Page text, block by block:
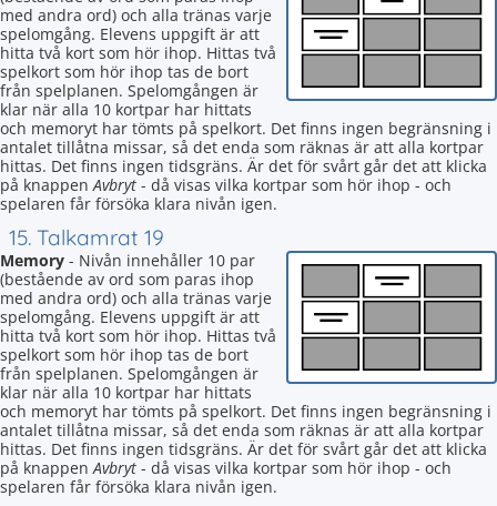
med andra ord) och alla tränas varje
spelomgång. Elevens uppgift är att
hitta två kort som hör ihop. Hittas två
spelkort som hör ihop tas de bort
från spelplanen. Spelomgången är
klar när alla 10 kortpar har hittats
och memoryt har tömts på spelkort. Det finns ingen begränsning i
antalet tillåtna missar, så det enda som räknas är att alla kortpar
hittas. Det finns ingen tidsgräns. Är det för svårt går det att klicka
på knappenAvbryt - då visas vilka kortpar som hör ihop - och
spelaren får försöka klara nivån igen.
15. Talkamrat 19
Memory - Nivån innehåller 10 par
(bestående av ord som paras ihop
med andra ord) och alla tränas varje
spelomgång. Elevens uppgift är att
hitta två kort som hör ihop. Hittas två
spelkort som hör ihop tas de bort
från spelplanen. Spelomgången är
klar när alla 10 kortpar har hittats
och memoryt har tömts på spelkort. Det finns ingen begränsning i
antalet tillåtna missar, så det enda som räknas är att alla kortpar
hittas. Det finns ingen tidsgräns. Är det för svårt går det att klicka
på knappenAvbryt - då visas vilka kortpar som hör ihop - och
spelaren får försöka klara nivån igen.